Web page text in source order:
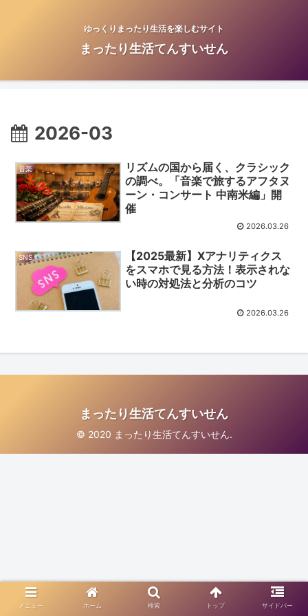
ゆっくりまったり生活を楽しむサイト
まったり生活てんすいせん
2026-03
音楽
リズムの国から届く、クラシック
の調べ。「音楽で旅するアフタヌ
ーン・コンサート 中南米編」開
催
2026.03.26
SNS
【2025最新】Xアナリティクス
をスマホで見る方法！表示されな
い時の対処法と分析のコツ
2026.03.26
まったり生活てんすいせん
© 2020 まったり生活てんすいせん.
メニュー ホーム 検索 トップ サイドバー